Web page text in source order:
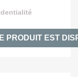
PRODUIT EST